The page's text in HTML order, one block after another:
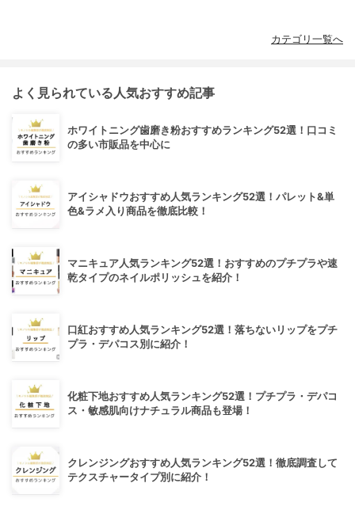
カテゴリ一覧へ
よく見られている人気おすすめ記事
ホワイトニング歯磨き粉おすすめランキング52選！口コミ
の多い市販品を中心に
アイシャドウおすすめ人気ランキング52選！パレット&単
色&ラメ入り商品を徹底比較！
マニキュア人気ランキング52選！おすすめのプチプラや速
乾タイプのネイルポリッシュを紹介！
口紅おすすめ人気ランキング52選！落ちないリップをプチ
プラ・デパコス別に紹介！
化粧下地おすすめ人気ランキング52選！プチプラ・デパコ
ス・敏感肌向けナチュラル商品も登場！
クレンジングおすすめ人気ランキング52選！徹底調査して
テクスチャータイプ別に紹介！